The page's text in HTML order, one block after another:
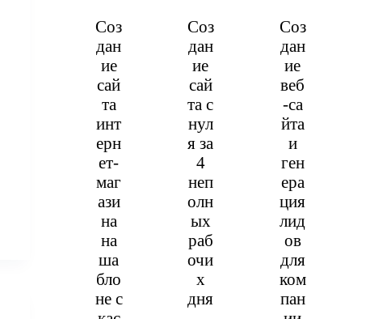
Соз
дан
ие
сай
та
инт
ерн
ет-
маг
ази
на
на
ша
бло
не с
Соз
дан
ие
сай
та с
нул
я за
4
неп
олн
ых
раб
очи
х
дня
Соз
дан
ие
веб
-са
йта
и
ген
ера
ция
лид
ов
для
ком
пан